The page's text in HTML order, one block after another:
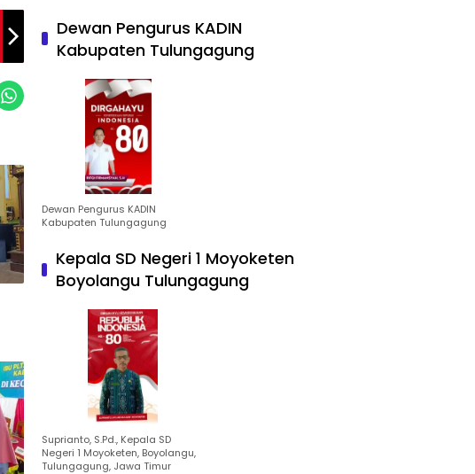
Dewan Pengurus KADIN
Kabupaten Tulungagung
Dewan Pengurus KADIN
Kabupaten Tulungagung
Kepala SD Negeri 1 Moyoketen
Boyolangu Tulungagung
Suprianto, S.Pd., Kepala SD
Negeri 1 Moyoketen, Boyolangu,
Tulungagung, Jawa Timur